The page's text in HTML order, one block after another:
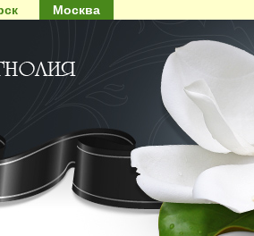
Москва